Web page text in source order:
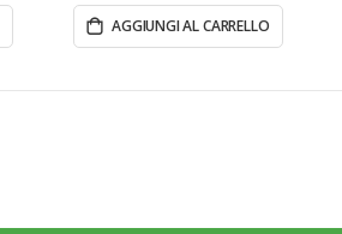
AGGIUNGI AL CARRELLO